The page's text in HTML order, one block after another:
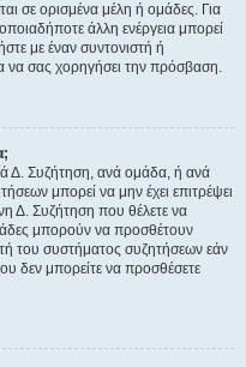
σε ορισμένα μέλη ή ομάδες. Για
άλλη ενέργεια μπορεί
με έναν συντονιστή ή
να σας χορηγήσει την πρόσβαση.
Δ. Συζήτηση, ανά ομάδα, ή ανά
μπορεί να μην έχει επιτρέψει
Δ. Συζήτηση που θέλετε να
μπορούν να προσθέτουν
του συστήματος συζητήσεων εάν
δεν μπορείτε να προσθέσετε